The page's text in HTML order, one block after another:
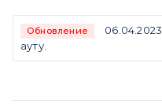
Обновление 06.04.2023
ауту.